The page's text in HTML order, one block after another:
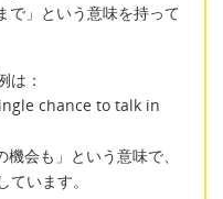
」という意味を持って
は：
chance to talk in
会も」という意味で、
います。